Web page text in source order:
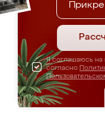
Я соглашаюсь на
согласно